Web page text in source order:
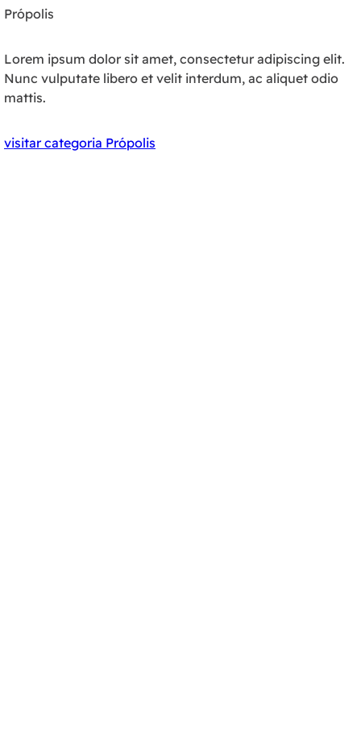
Própolis
Lorem ipsum dolor sit amet, consectetur adipiscing elit.
Nunc vulputate libero et velit interdum, ac aliquet odio
mattis.
visitar categoria Própolis